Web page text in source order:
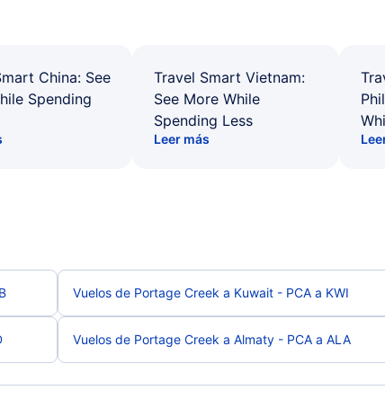
China: See
Spending
Travel Smart Vietnam:
See More While
Spending Less
Leer más
Vuelos de Portage Creek a Kuwait - PCA a KWI
Vuelos de Portage Creek a Almaty - PCA a ALA